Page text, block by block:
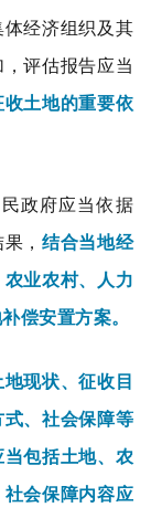
经济组织及其
评估报告应当
土地的重要依
政府应当依据
， 结合当地经
业农村、人力
偿安置方案。
现状、征收目
、社会保障等
包括土地、农
会保障内容应